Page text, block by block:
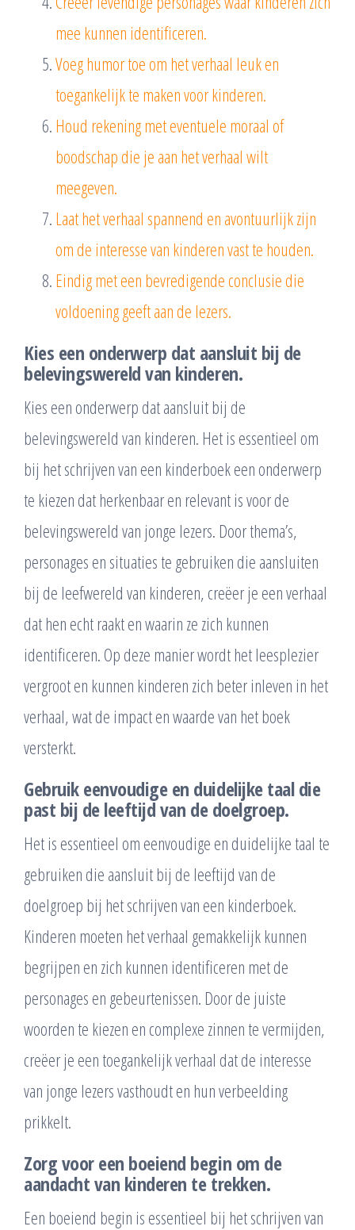
mee kunnen identificeren.
Voeg humor toe om het verhaal leuk en
toegankelijk te maken voor kinderen.
Houd rekening met eventuele moraal of
boodschap die je aan het verhaal wilt
meegeven.
Laat het verhaal spannend en avontuurlijk zijn
om de interesse van kinderen vast te houden.
Eindig met een bevredigende conclusie die
voldoening geeft aan de lezers.
Kies een onderwerp dat aansluit bij de
belevingswereld van kinderen.
Kies een onderwerp dat aansluit bij de
belevingswereld van kinderen. Het is essentieel om
bij het schrijven van een kinderboek een onderwerp
te kiezen dat herkenbaar en relevant is voor de
belevingswereld van jonge lezers. Door thema’s,
personages en situaties te gebruiken die aansluiten
bij de leefwereld van kinderen, creëer je een verhaal
dat hen echt raakt en waarin ze zich kunnen
identificeren. Op deze manier wordt het leesplezier
vergroot en kunnen kinderen zich beter inleven in het
verhaal, wat de impact en waarde van het boek
versterkt.
Gebruik eenvoudige en duidelijke taal die
past bij de leeftijd van de doelgroep.
Het is essentieel om eenvoudige en duidelijke taal te
gebruiken die aansluit bij de leeftijd van de
doelgroep bij het schrijven van een kinderboek.
Kinderen moeten het verhaal gemakkelijk kunnen
begrijpen en zich kunnen identificeren met de
personages en gebeurtenissen. Door de juiste
woorden te kiezen en complexe zinnen te vermijden,
creëer je een toegankelijk verhaal dat de interesse
van jonge lezers vasthoudt en hun verbeelding
prikkelt.
Zorg voor een boeiend begin om de
aandacht van kinderen te trekken.
Een boeiend begin is essentieel bij het schrijven van